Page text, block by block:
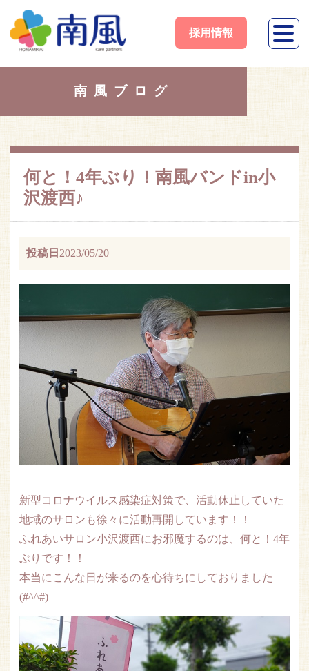
採用情報
南風ブログ
何と！4年ぶり！南風バンドin小
沢渡西♪
投稿日 2023/05/20
新型コロナウイルス感染症対策で、活動休止していた
地域のサロンも徐々に活動再開しています！！
ふれあいサロン小沢渡西にお邪魔するのは、何と！4年
ぶりです！！
本当にこんな日が来るのを心待ちにしておりました
(#^^#)